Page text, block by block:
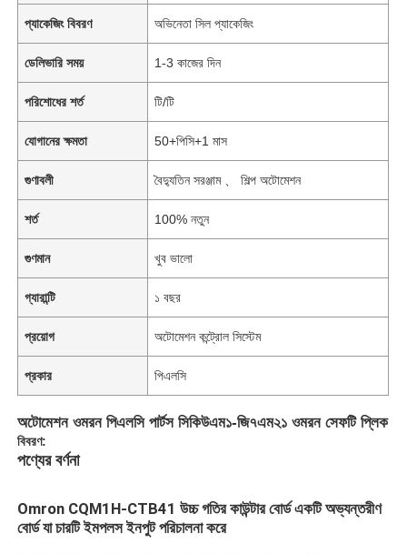
প্যাকেজিং বিবরণ অভিনেতা সিল প্যাকেজিং
ডেলিভারি সময় 1-3 কাজের দিন
পরিশোধের শর্ত টি/টি
যোগানের ক্ষমতা 50+পিসি+1 মাস
গুণাবলী বৈদ্যুতিন সরঞ্জাম 、 শিল্প অটোমেশন
শর্ত 100% নতুন
গুণমান খুব ভালো
গ্যারান্টি ১ বছর
প্রয়োগ অটোমেশন কন্ট্রোল সিস্টেম
প্রকার পিএলসি
অটোমেশন ওমরন পিএলসি পার্টস সিকিউএম১-জি৭এম২১ ওমরন সেফটি প্লিক
বিবরণ:
পণ্যের বর্ণনা
Omron CQM1H-CTB41 উচ্চ গতির কাউন্টার বোর্ড একটি অভ্যন্তরীণ
বোর্ড যা চারটি ইমপলস ইনপুট পরিচালনা করে